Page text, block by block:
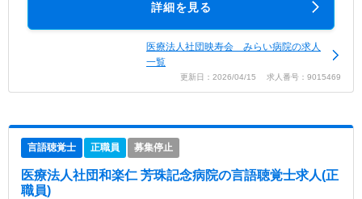
詳細を見る
医療法人社団映寿会 みらい病院の求人
一覧
更新日：2026/04/15 求人番号：9015469
言語聴覚士 正職員 募集停止
医療法人社団和楽仁 芳珠記念病院の言語聴覚士求人(正
職員)